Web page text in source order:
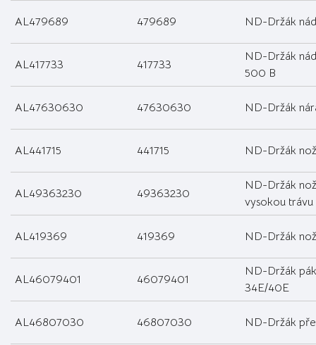
AL479689 479689 ND-Držák
AL417733 417733
ND-Držák
500 B
AL47630630 47630630 ND-Držák
AL441715 441715 ND-Držák
AL49363230 49363230
ND-Držák
vysokou trávu
AL419369 419369 ND-Držák
AL46079401 46079401
ND-Držák
34E/40E
AL46807030 46807030 ND-Držák